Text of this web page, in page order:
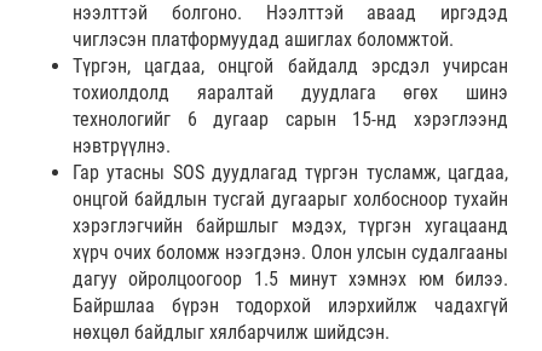
нээлттэй болгоно. Нээлттэй аваад иргэдэд
чиглэсэн платформуудад ашиглах боломжтой.
Түргэн, цагдаа, онцгой байдалд эрсдэл учирсан
тохиолдолд яаралтай дуудлага өгөх шинэ
технологийг 6 дугаар сарын 15-нд хэрэглээнд
нэвтрүүлнэ.
Гар утасны SOS дуудлагад түргэн тусламж, цагдаа,
онцгой байдлын тусгай дугаарыг холбосноор тухайн
хэрэглэгчийн байршлыг мэдэх, түргэн хугацаанд
хүрч очих боломж нээгдэнэ. Олон улсын судалгааны
дагуу ойролцоогоор 1.5 минут хэмнэх юм билээ.
Байршлаа бүрэн тодорхой илэрхийлж чадахгүй
нөхцөл байдлыг хялбарчилж шийдсэн.